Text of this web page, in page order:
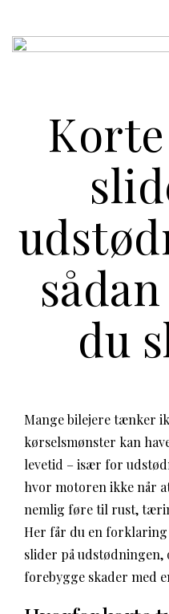
du
Mange bilejere tænker
kørselsmønster kan
levetid – især for
hvor motoren ikke når
nemlig føre til rust,
Her får du en
slider på udstødningen,
forebygge skader med